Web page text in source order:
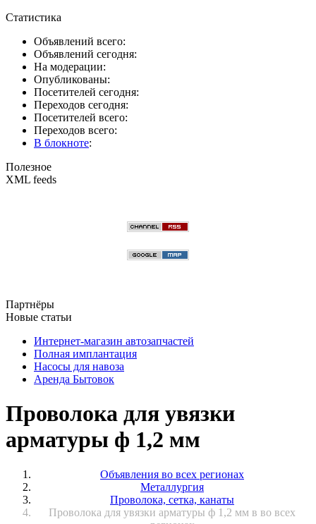
Статистика
Объявлений всего:
Объявлений сегодня:
На модерации:
Опубликованы:
Посетителей сегодня:
Переходов сегодня:
Посетителей всего:
Переходов всего:
В блокноте:
Полезное
XML feeds
Партнёры
Новые статьи
Интернет-магазин автозапчастей
Полная имплантация
Насосы для навоза
Аренда Бытовок
Проволока для увязки
арматуры ф 1,2 мм
Объявления во всех регионах
Металлургия
Проволока, сетка, канаты
Проволока для увязки арматуры ф 1,2 мм в во всех